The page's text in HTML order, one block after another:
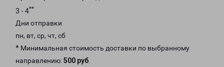
3 - 4**
Дни отправки
пн, вт, ср, чт, сб
* Минимальная стоимость доставки по выбранному
направлению: 500 руб.